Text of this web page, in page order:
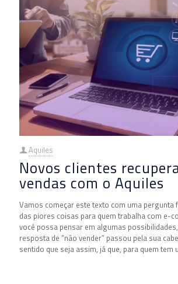
Aquiles
Novos clientes
vendas com o Aquiles
Vamos começar este texto com uma pergunta
das piores coisas para quem trabalha com e-
você possa pensar em algumas
resposta de “não vender” passou pela sua
sentido que seja assim, já que, para quem tem